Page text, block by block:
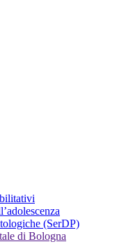
(SerDP)
di Bologna